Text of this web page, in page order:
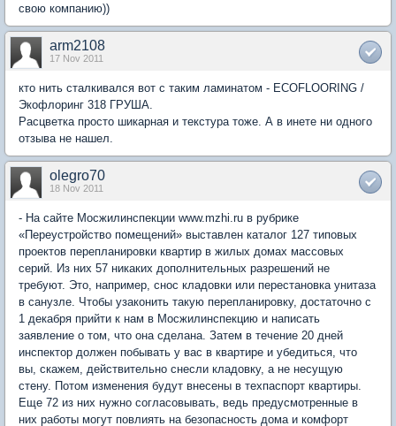
свою компанию))
arm2108
17 Nov 2011
кто нить сталкивался вот с таким ламинатом - ECOFLOORING /
Экофлоринг 318 ГРУША.
Расцветка просто шикарная и текстура тоже. А в инете ни одного
отзыва не нашел.
olegro70
18 Nov 2011
- На сайте Мосжилинспекции www.mzhi.ru в рубрике
«Переустройство помещений» выставлен каталог 127 типовых
проектов перепланировки квартир в жилых домах массовых
серий. Из них 57 никаких дополнительных разрешений не
требуют. Это, например, снос кладовки или перестановка унитаза
в санузле. Чтобы узаконить такую перепланировку, достаточно с
1 декабря прийти к нам в Мосжилинспекцию и написать
заявление о том, что она сделана. Затем в течение 20 дней
инспектор должен побывать у вас в квартире и убедиться, что
вы, скажем, действительно снесли кладовку, а не несущую
стену. Потом изменения будут внесены в техпаспорт квартиры.
Еще 72 из них нужно согласовывать, ведь предусмотренные в
них работы могут повлиять на безопасность дома и комфорт